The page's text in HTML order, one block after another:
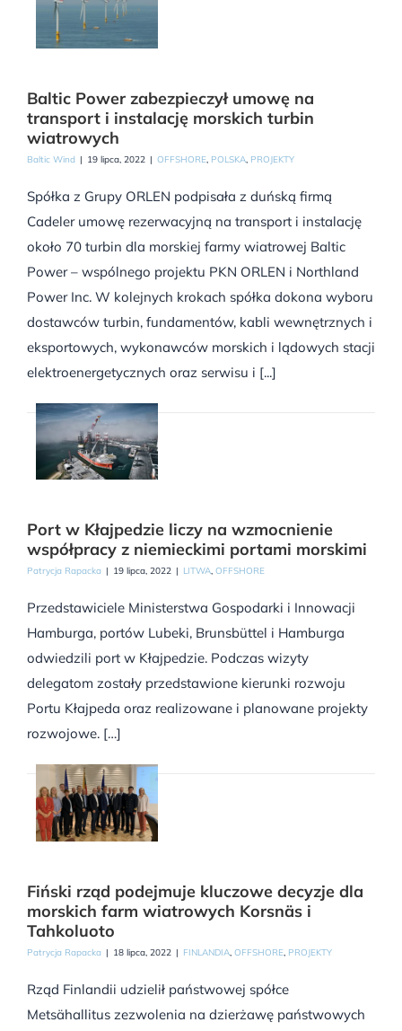
Baltic Power zabezpieczył umowę na
transport i instalację morskich turbin
wiatrowych
Baltic Wind | 19 lipca, 2022 | OFFSHORE, POLSKA, PROJEKTY
Spółka z Grupy ORLEN podpisała z duńską firmą
Cadeler umowę rezerwacyjną na transport i instalację
około 70 turbin dla morskiej farmy wiatrowej Baltic
Power – wspólnego projektu PKN ORLEN i Northland
Power Inc. W kolejnych krokach spółka dokona wyboru
dostawców turbin, fundamentów, kabli wewnętrznych i
eksportowych, wykonawców morskich i lądowych stacji
elektroenergetycznych oraz serwisu i [...]
Port w Kłajpedzie liczy na wzmocnienie
współpracy z niemieckimi portami morskimi
Patrycja Rapacka | 19 lipca, 2022 | LITWA, OFFSHORE
Przedstawiciele Ministerstwa Gospodarki i Innowacji
Hamburga, portów Lubeki, Brunsbüttel i Hamburga
odwiedzili port w Kłajpedzie. Podczas wizyty
delegatom zostały przedstawione kierunki rozwoju
Portu Kłajpeda oraz realizowane i planowane projekty
rozwojowe. […]
Fiński rząd podejmuje kluczowe decyzje dla
morskich farm wiatrowych Korsnäs i
Tahkoluoto
Patrycja Rapacka | 18 lipca, 2022 | FINLANDIA, OFFSHORE, PROJEKTY
Rząd Finlandii udzielił państwowej spółce
Metsähallitus zezwolenia na dzierżawę państwowych